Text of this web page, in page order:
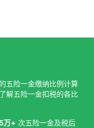
五险一金缴纳比例计算
解五险一金扣税的各比
万+ 次五险一金及税后